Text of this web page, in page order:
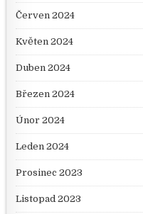
Červen 2024
Květen 2024
Duben 2024
Březen 2024
Únor 2024
Leden 2024
Prosinec 2023
Listopad 2023